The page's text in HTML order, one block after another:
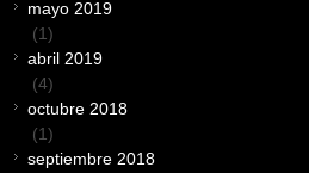
mayo 2019
(1)
abril 2019
(4)
octubre 2018
(1)
septiembre 2018